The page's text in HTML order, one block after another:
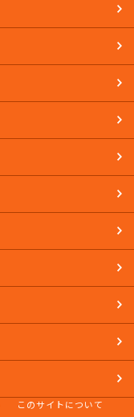
このサイトについて